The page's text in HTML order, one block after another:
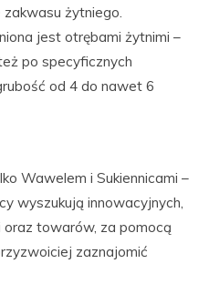
żytniego.
jest otrębami żytnimi –
po specyficznych
od 4 do nawet 6
Wawelem i Sukiennicami –
wyszukują innowacyjnych,
oraz towarów, za pomocą
zaznajomić